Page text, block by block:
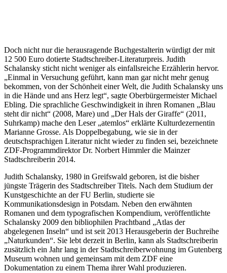
Doch nicht nur die herausragende Buchgestalterin würdigt der mit
12 500 Euro dotierte Stadtschreiber-Literaturpreis. Judith
Schalansky sticht nicht weniger als einfallsreiche Erzählerin hervor.
„Einmal in Versuchung geführt, kann man gar nicht mehr genug
bekommen, von der Schönheit einer Welt, die Judith Schalansky uns
in die Hände und ans Herz legt“, sagte Oberbürgermeister Michael
Ebling. Die sprachliche Geschwindigkeit in ihren Romanen „Blau
steht dir nicht“ (2008, Mare) und „Der Hals der Giraffe“ (2011,
Suhrkamp) mache den Leser „atemlos“ erklärte Kulturdezernentin
Marianne Grosse. Als Doppelbegabung, wie sie in der
deutschsprachigen Literatur nicht wieder zu finden sei, bezeichnete
ZDF-Programmdirektor Dr. Norbert Himmler die Mainzer
Stadtschreiberin 2014.
Judith Schalansky, 1980 in Greifswald geboren, ist die bisher
jüngste Trägerin des Stadtschreiber Titels. Nach dem Studium der
Kunstgeschichte an der FU Berlin, studierte sie
Kommunikationsdesign in Potsdam. Neben den erwähnten
Romanen und dem typografischen Kompendium, veröffentlichte
Schalansky 2009 den bibliophilen Prachtband „Atlas der
abgelegenen Inseln“ und ist seit 2013 Herausgeberin der Buchreihe
„Naturkunden“. Sie lebt derzeit in Berlin, kann als Stadtschreiberin
zusätzlich ein Jahr lang in der Stadtschreiberwohnung im Gutenberg
Museum wohnen und gemeinsam mit dem ZDF eine
Dokumentation zu einem Thema ihrer Wahl produzieren.